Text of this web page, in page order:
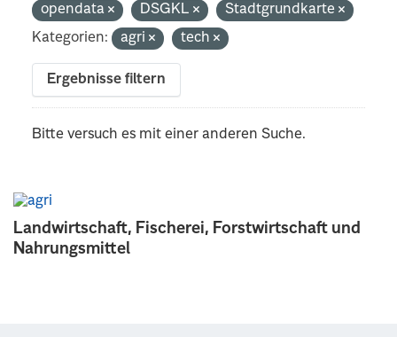
Landwirtschaft, Fischerei, Forstwirtschaft und
Nahrungsmittel
opendata
DSGKL
Stadtgrundkarte
Kategorien:
agri tech
Ergebnisse filtern
Bitte versuch es mit einer anderen Suche.